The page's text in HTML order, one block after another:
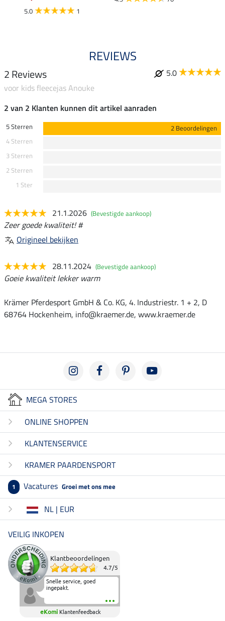
5.0 1
REVIEWS
2 Reviews
5.0
voor kids fleecejas Anouke
2 van 2 Klanten kunnen dit artikel aanraden
5 Sterren
2 Beoordelingen
4 Sterren
3 Sterren
2 Sterren
1 Ster
21.1.2026 (Bevestigde aankoop)
Zeer goede kwaliteit! #
Origineel bekijken
28.11.2024 (Bevestigde aankoop)
Goeie kwaliteit lekker warm
Krämer Pferdesport GmbH & Co. KG, 4. Industriestr. 1 + 2, D
68764 Hockenheim, info@kraemer.de, www.kraemer.de
MEGA STORES
ONLINE SHOPPEN
KLANTENSERVICE
KRAMER PAARDENSPORT
1 Vacatures Groei met ons mee
NL | EUR
VEILIG INKOPEN
Klantbeoordelingen
4.7/5
Snelle service, goed
ingepakt.
eKomi Klantenfeedback